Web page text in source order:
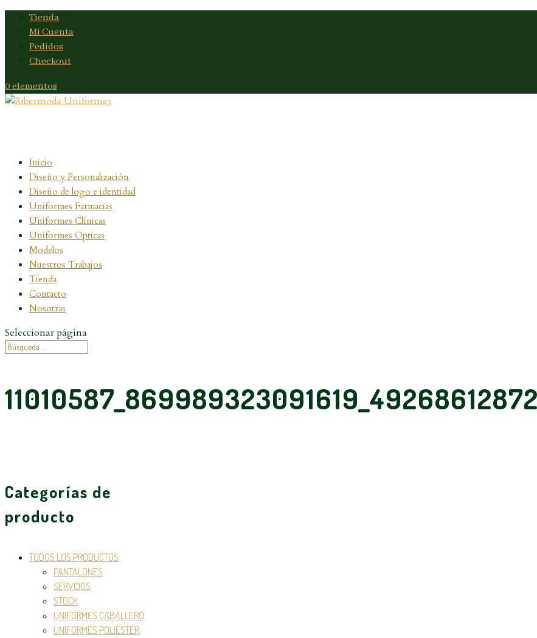
Tienda
Mi Cuenta
Pedidos
Checkout
0 elementos
Inicio
Diseño y Personalización
Diseño de logo e identidad
Uniformes Farmacias
Uniformes Clínicas
Uniformes Opticas
Modelos
Nuestros Trabajos
Tienda
Contacto
Nosotras
Seleccionar página
Categorías de
producto
TODOS LOS PRODUCTOS
PANTALONES
SERVCIOS
STOCK
UNIFORMES CABALLERO
UNIFORMES POLIESTER